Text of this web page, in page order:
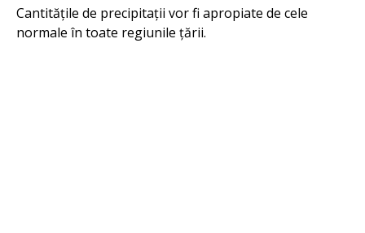
Cantitățile de precipitații vor fi apropiate de cele
normale în toate regiunile țării.